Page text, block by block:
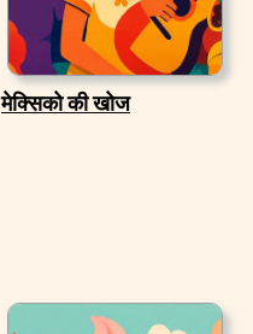
मेक्सिको की खोज